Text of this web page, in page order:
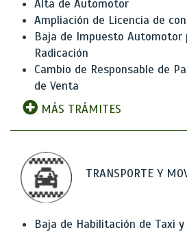
Alta de Automotor
Ampliación de Licencia de
Baja de Impuesto Automotor
Radicación
Cambio de Responsable de
de Venta
MÁS TRÁMITES
TRANSPORTE Y
Baja de Habilitación de Taxi